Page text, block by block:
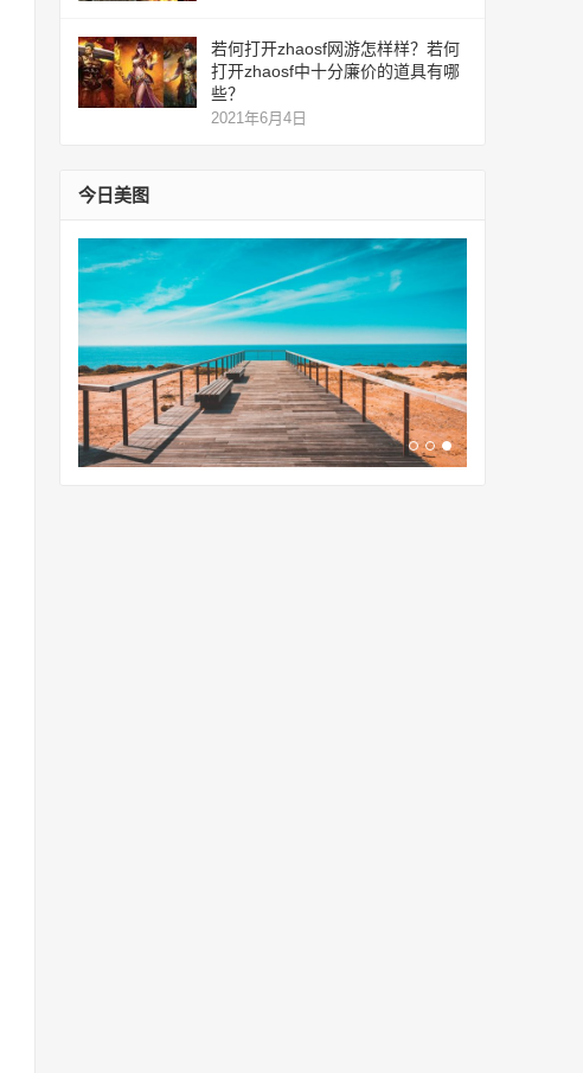
若何打开zhaosf网游怎样样？若何
打开zhaosf中十分廉价的道具有哪
些？
2021年6月4日
今日美图